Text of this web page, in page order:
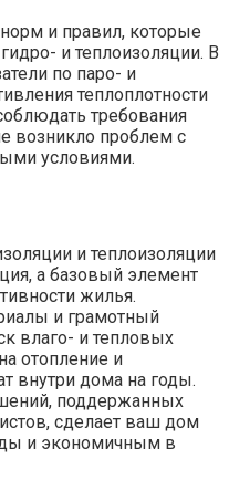
и правил, которые
и теплоизоляции. В
по паро- и
теплоплотности
требования
возникло проблем с
условиями.
и теплоизоляции
а базовый элемент
жилья.
и грамотный
влаго- и тепловых
отопление и
внутри дома на годы.
поддержанных
сделает ваш дом
и экономичным в